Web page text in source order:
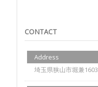
CONTACT
Address
埼玉県狭山市堀兼1603